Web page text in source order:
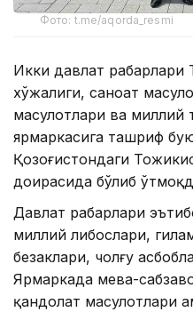
Фото: t.me/aqorda_resmi
Икки давлат
хўжалиги, саноат
маҳсулотлари ва
ярмаркасига ташриф
Қозоғистондаги
доирасида бўлиб
Давлат раҳбарлари
миллий либослари,
безаклари, чолғу
Ярмаркада мева-
қандолат маҳсулотлари